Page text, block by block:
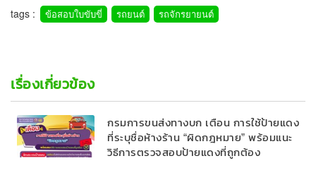
tags : ข้อสอบใบขับขี่ รถยนต์ รถจักรยายนต์
เรื่องเกี่ยวข้อง
กรมการขนส่งทางบก เตือน การใช้ป้ายแดง
ที่ระบุชื่อห้างร้าน “ผิดกฎหมาย” พร้อมแนะ
วิธีการตรวจสอบป้ายแดงที่ถูกต้อง